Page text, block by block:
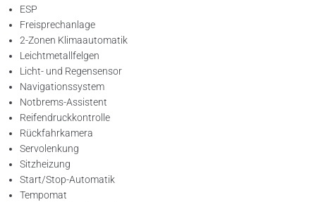
ESP
Freisprechanlage
2-Zonen Klimaautomatik
Leichtmetallfelgen
Licht- und Regensensor
Navigationssystem
Notbrems-Assistent
Reifendruckkontrolle
Rückfahrkamera
Servolenkung
Sitzheizung
Start/Stop-Automatik
Tempomat